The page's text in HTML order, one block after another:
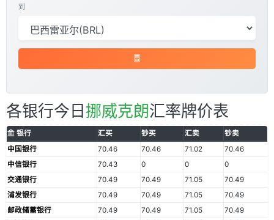
到
各银行今日 挪威克朗汇率牌价表
银行 汇买 钞买 汇卖
钞卖
中国银行
70.46 70.46 71.02
70.46
中信银行
70.43 0 0
0
交通银行
70.49 70.49 71.05
70.49
浦发银行
70.49 70.49 71.05
70.49
邮政储蓄银行
70.49 70.49 71.05
70.49